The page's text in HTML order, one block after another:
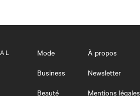
Mode
Business
Beauté
À propos
Newsletter
Mentions légales